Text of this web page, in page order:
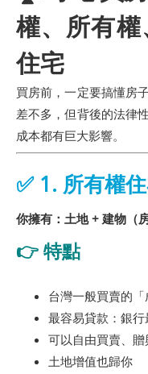
權、所有
住宅
買房前，一定要搞懂房
差不多，但背後的法律
成本都有巨大影響。
✅ 1. 所有權
你擁有：土地 + 建物（
👉 特點
台灣一般買賣的
最容易貸款：銀
可以自由買賣、贈
土地增值也歸你